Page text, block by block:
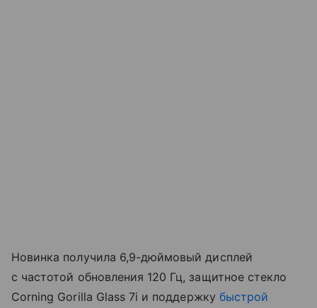
Новинка получила 6,9-дюймовый дисплей
с частотой обновления 120 Гц, защитное стекло
Corning Gorilla Glass 7i и поддержку быстрой